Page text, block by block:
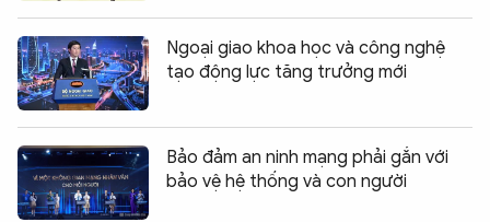
Ngoại giao khoa học và công nghệ
tạo động lực tăng trưởng mới
Bảo đảm an ninh mạng phải gắn với
bảo vệ hệ thống và con người